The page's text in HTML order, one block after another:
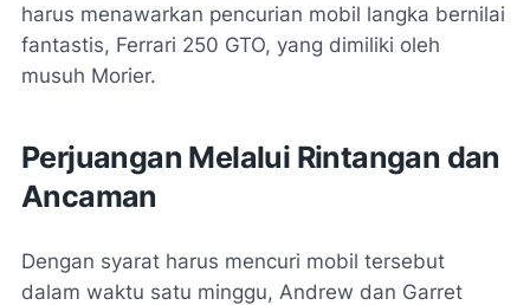
harus menawarkan pencurian mobil langka bernilai
fantastis, Ferrari 250 GTO, yang dimiliki oleh
musuh Morier.
Perjuangan Melalui Rintangan dan
Ancaman
Dengan syarat harus mencuri mobil tersebut
dalam waktu satu minggu, Andrew dan Garret